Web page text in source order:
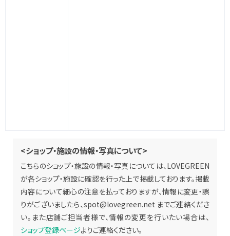
<ショップ・施設の情報・写真について>
こちらのショップ・施設の情報・写真については、LOVEGREEN
が各ショップ・施設に確認を行った上で掲載しております。掲載
内容について細心の注意を払っておりますが、情報に変更・誤
りがございましたら、spot@lovegreen.net までご連絡くださ
い。また店舗ご担当者様で、情報の変更を行いたい場合は、
ショップ登録ページよりご連絡ください。